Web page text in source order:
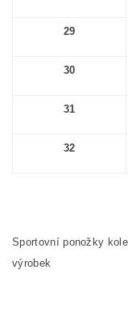
29
30
31
32
Sportovní ponožky
výrobek